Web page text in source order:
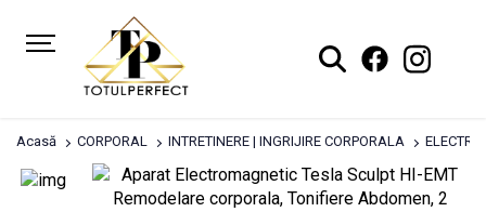
Acasă CORPORAL INTRETINERE | INGRIJIRE CORPORALA